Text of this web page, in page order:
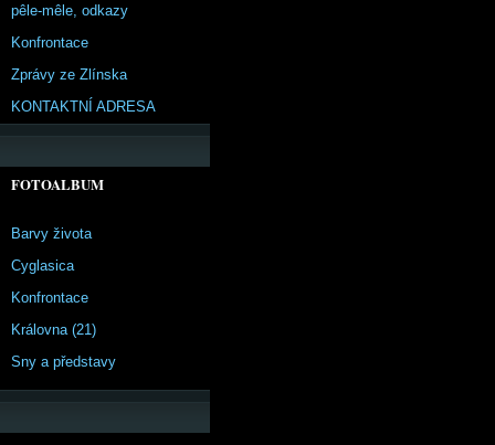
pêle-mêle, odkazy
Konfrontace
Zprávy ze Zlínska
KONTAKTNÍ ADRESA
FOTOALBUM
Barvy života
Cyglasica
Konfrontace
Královna (21)
Sny a představy